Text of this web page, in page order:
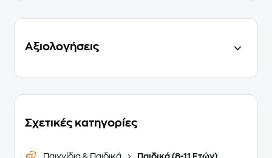
Αξιολογήσεις
Σχετικές κατηγορίες
Παιχνίδια & Παιδικά Παιδικά (8-11 Ετών)